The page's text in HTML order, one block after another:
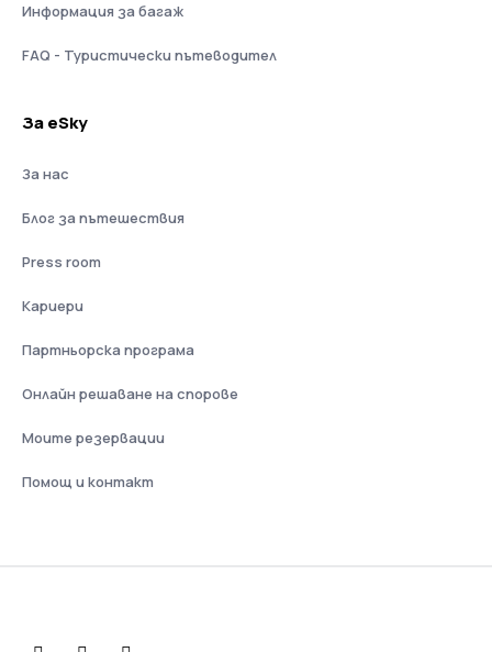
Информация за багаж
FAQ - Туристически пътеводител
За eSky
За нас
Блог за пътешествия
Press room
Кариери
Партньорска програма
Онлайн решаване на спорове
Моите резервации
Помощ и контакт